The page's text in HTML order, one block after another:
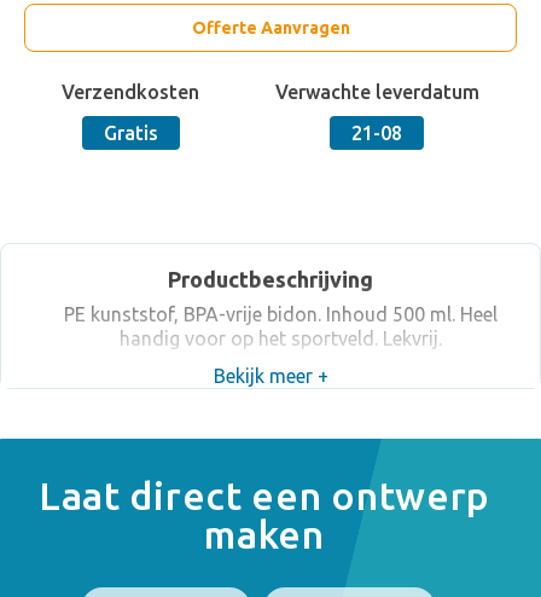
Offerte Aanvragen
Verzendkosten
Gratis
Verwachte leverdatum
21-08
Productbeschrijving
PE kunststof, BPA-vrije bidon. Inhoud 500 ml. Heel
handig voor op het sportveld. Lekvrij.
Bekijk meer +
Laat direct een ontwerp
maken